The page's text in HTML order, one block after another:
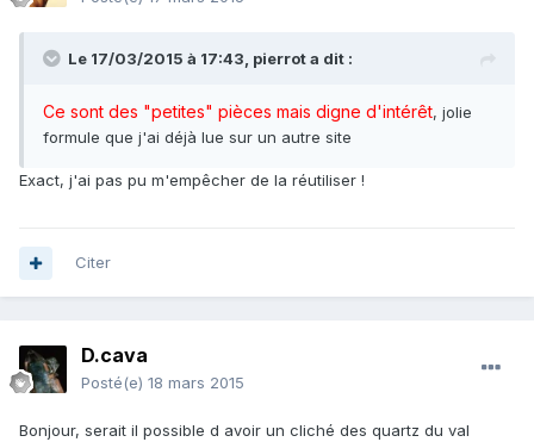
Le 17/03/2015 à 17:43, pierrot a dit :
Ce sont des "petites" pièces mais digne d'intérêt, jolie
formule que j'ai déjà lue sur un autre site
Exact, j'ai pas pu m'empêcher de la réutiliser !
Citer
D.cava
Posté(e) 18 mars 2015
Bonjour, serait il possible d avoir un cliché des quartz du val